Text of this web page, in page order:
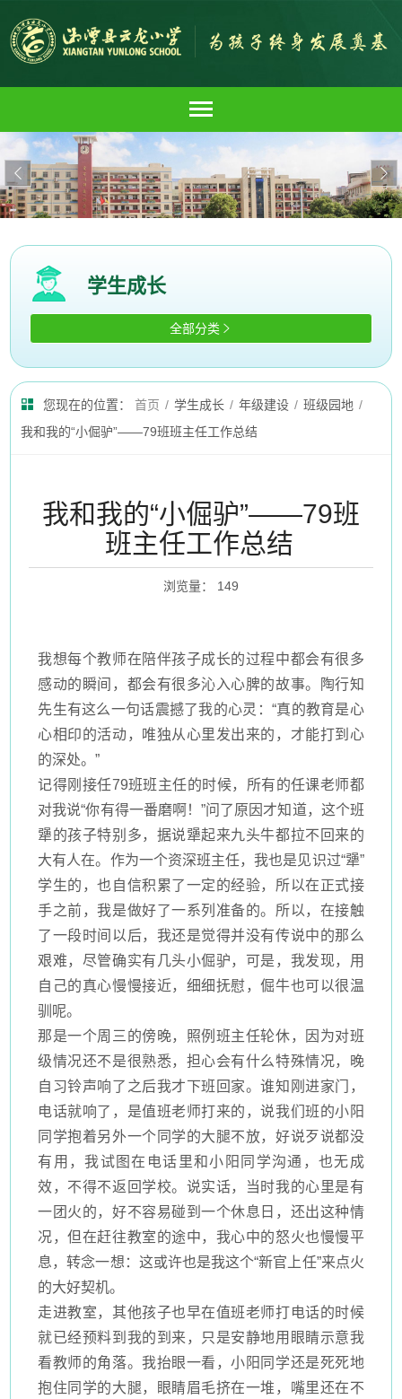
 
学生成长
全部分类 
您现在的位置： 首页 / 学生成长 / 年级建设 / 班级园地 /
我和我的“小倔驴”——79班班主任工作总结
我和我的“小倔驴”——79班
班主任工作总结
浏览量： 149
我想每个教师在陪伴孩子成长的过程中都会有很多
感动的瞬间，都会有很多沁入心脾的故事。陶行知
先生有这么一句话震撼了我的心灵： “真的教育是心
心相印的活动，唯独从心里发出来的，才能打到心
的深处。”
记得刚接任79班班主任的时候，所有的任课老师都
对我说“你有得一番磨啊！”问了原因才知道，这个班
犟的孩子特别多，据说犟起来九头牛都拉不回来的
大有人在。作为一个资深班主任，我也是见识过“犟”
学生的，也自信积累了一定的经验，所以在正式接
手之前，我是做好了一系列准备的。所以，在接触
了一段时间以后，我还是觉得并没有传说中的那么
艰难，尽管确实有几头小倔驴，可是，我发现，用
自己的真心慢慢接近，细细抚慰，倔牛也可以很温
驯呢。
那是一个周三的傍晚，照例班主任轮休，因为对班
级情况还不是很熟悉，担心会有什么特殊情况，晚
自习铃声响了之后我才下班回家。谁知刚进家门，
电话就响了，是值班老师打来的，说我们班的小阳
同学抱着另外一个同学的大腿不放，好说歹说都没
有用，我试图在电话里和小阳同学沟通，也无成
效，不得不返回学校。说实话，当时我的心里是有
一团火的，好不容易碰到一个休息日，还出这种情
况，但在赶往教室的途中，我心中的怒火也慢慢平
息，转念一想：这或许也是我这个“新官上任”来点火
的大好契机。
走进教室，其他孩子也早在值班老师打电话的时候
就已经预料到我的到来，只是安静地用眼睛示意我
看教师的角落。我抬眼一看，小阳同学还是死死地
抱住同学的大腿，眼睛眉毛挤在一堆，嘴里还在不